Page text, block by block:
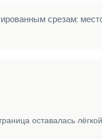
срезам:
оставалась